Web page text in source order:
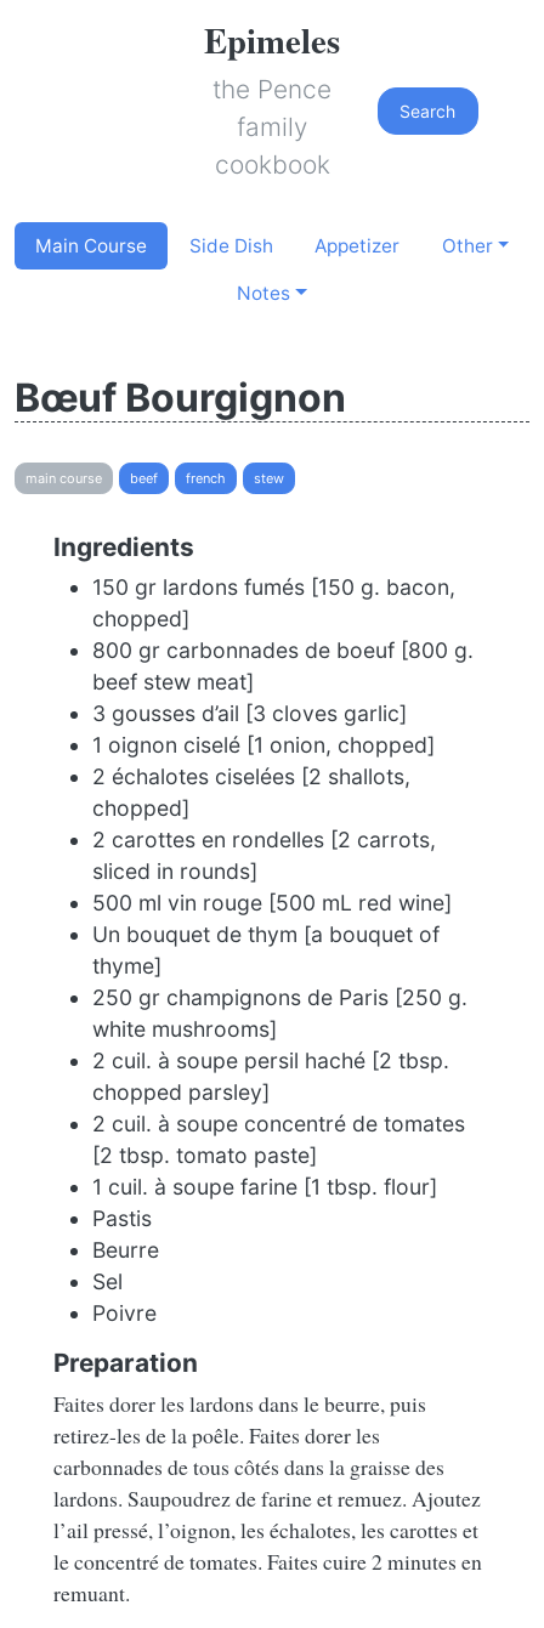
Epimeles
the Pence
family
cookbook
Search
Main Course Side Dish Appetizer Other
Notes
Bœuf Bourgignon
main course beef french stew
Ingredients
150 gr lardons fumés [150 g. bacon,
chopped]
800 gr carbonnades de boeuf [800 g.
beef stew meat]
3 gousses d’ail [3 cloves garlic]
1 oignon ciselé [1 onion, chopped]
2 échalotes ciselées [2 shallots,
chopped]
2 carottes en rondelles [2 carrots,
sliced in rounds]
500 ml vin rouge [500 mL red wine]
Un bouquet de thym [a bouquet of
thyme]
250 gr champignons de Paris [250 g.
white mushrooms]
2 cuil. à soupe persil haché [2 tbsp.
chopped parsley]
2 cuil. à soupe concentré de tomates
[2 tbsp. tomato paste]
1 cuil. à soupe farine [1 tbsp. flour]
Pastis
Beurre
Sel
Poivre
Preparation
Faites dorer les lardons dans le beurre, puis
retirez-les de la poêle. Faites dorer les
carbonnades de tous côtés dans la graisse des
lardons. Saupoudrez de farine et remuez. Ajoutez
l’ail pressé, l’oignon, les échalotes, les carottes et
le concentré de tomates. Faites cuire 2 minutes en
remuant.